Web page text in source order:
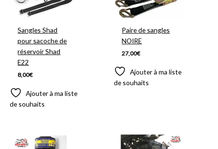
Sangles Shad
pour sacoche de
réservoir Shad
E22
8,00€
Ajouter à ma liste
de souhaits
Paire de sangles
NOIRE
27,00€
Ajouter à ma liste
de souhaits